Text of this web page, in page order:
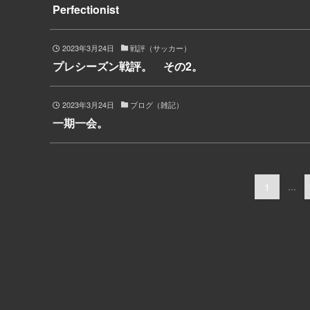
Perfectionist
2023年3月24日 戦評（サッカー）
プレシーズン戦評。 その2。
2023年3月24日 ブログ（雑記）
一期一会。
1 ...